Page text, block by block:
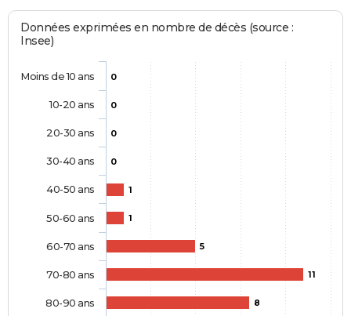
Données exprimées en nombre de décès (source :
Insee)
0
0
0
0
1
1
5
11
8
Moins de 10 ans
10-20 ans
20-30 ans
30-40 ans
40-50 ans
50-60 ans
60-70 ans
70-80 ans
80-90 ans